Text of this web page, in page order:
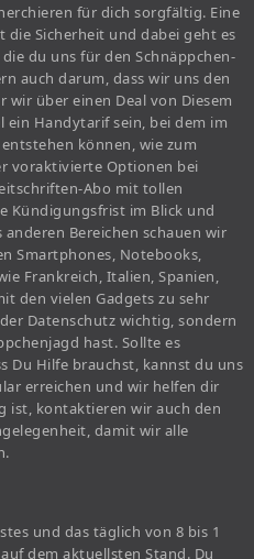
für dich sorgfältig. Eine
Sicherheit und dabei geht es
du uns für den Schnäppchen-
auch darum, dass wir uns den
wir über einen Deal von Diesem
ein Handytarif sein, bei dem im
können, wie zum
voraktivierte Optionen bei
Abo mit tollen
Kündigungsfrist im Blick und
Bereichen schauen wir
Smartphones, Notebooks,
Frankreich, Italien, Spanien,
den vielen Gadgets zu sehr
Datenschutz wichtig, sondern
hast. Sollte es
Du Hilfe brauchst, kannst du uns
erreichen und wir helfen dir
ist, kontaktieren wir auch den
damit wir alle
und das täglich von 8 bis 1
dem aktuellsten Stand. Du